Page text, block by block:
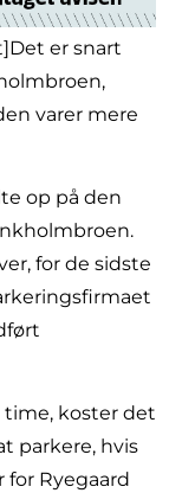
er snart
varer mere
op på den
for de sidste
time, koster det
parkere, hvis
Ryegaard